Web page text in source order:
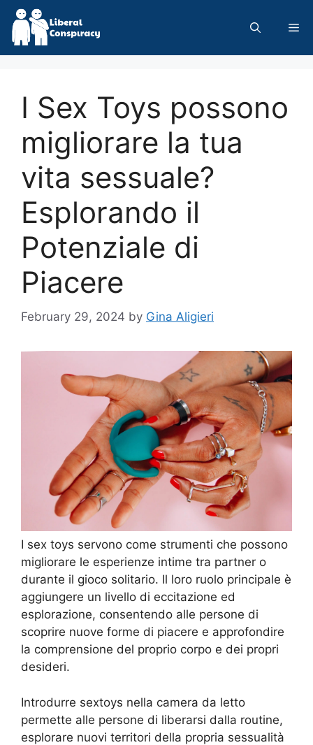
Skip
content
I Sex Toys possono
migliorare la tua
vita sessuale?
Esplorando il
Potenziale di
Piacere
February 29, 2024 by Gina Aligieri
I sex toys servono come strumenti che possono
migliorare le esperienze intime tra partner o
durante il gioco solitario. Il loro ruolo principale è
aggiungere un livello di eccitazione ed
esplorazione, consentendo alle persone di
scoprire nuove forme di piacere e approfondire
la comprensione del proprio corpo e dei propri
desideri.
Introdurre sextoys nella camera da letto
permette alle persone di liberarsi dalla routine,
esplorare nuovi territori della propria sessualità